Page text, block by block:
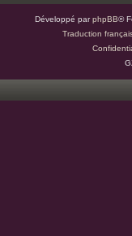
Développé parphpBB®
Traduction